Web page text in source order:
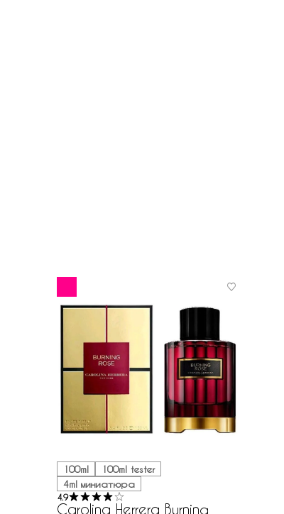
100ml
100ml tester
4ml миниатюра
4.9
Carolina Herrera Burning